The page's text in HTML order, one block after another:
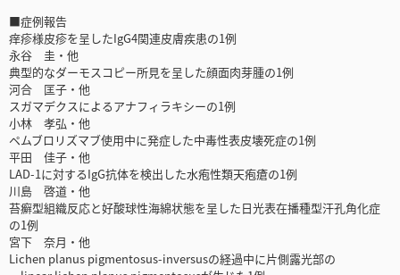
■症例報告
痒疹様皮疹を呈したIgG4関連皮膚疾患の1例
永谷 圭・他
典型的なダーモスコピー所見を呈した顔面肉芽腫の1例
河合 匡子・他
スガマデクスによるアナフィラキシーの1例
小林 孝弘・他
ペムブロリズマブ使用中に発症した中毒性表皮壊死症の1例
平田 佳子・他
LAD-1に対するIgG抗体を検出した水疱性類天疱瘡の1例
川島 啓道・他
苔癬型組織反応と好酸球性海綿状態を呈した日光表在播種型汗孔角化症
の1例
宮下 奈月・他
Lichen planus pigmentosus-inversusの経過中に片側露光部の